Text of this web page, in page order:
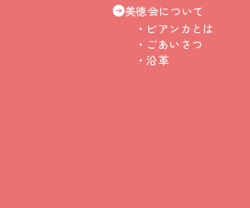
美徳会について
ビアンカとは
ごあいさつ
沿革